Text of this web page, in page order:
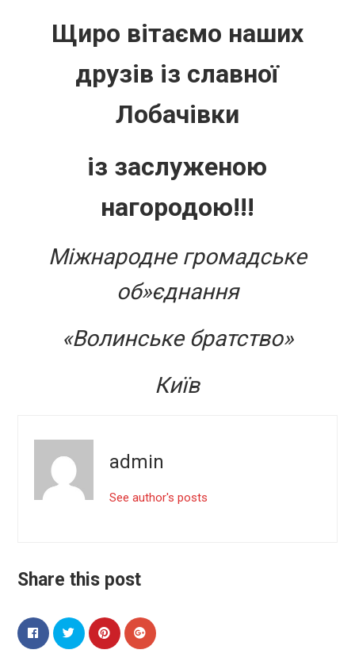
Щиро вітаємо наших
друзів із славної
Лобачівки
із заслуженою
нагородою!!!
Міжнародне громадське
об»єднання
«Волинське братство»
Київ
admin
See author's posts
Share this post